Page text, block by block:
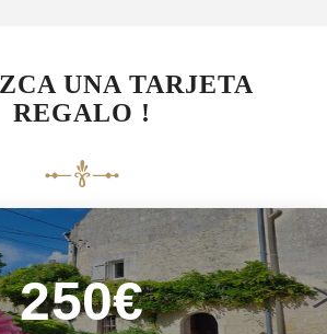
UNA TARJETA
REGALO !
250€